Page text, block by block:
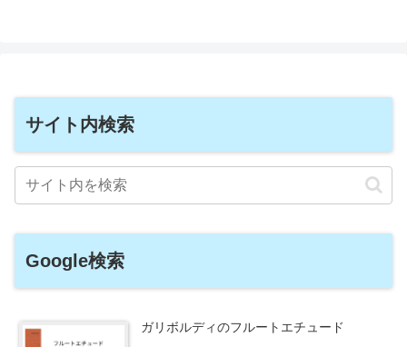
サイト内検索
Google検索
ガリボルディのフルートエチュード